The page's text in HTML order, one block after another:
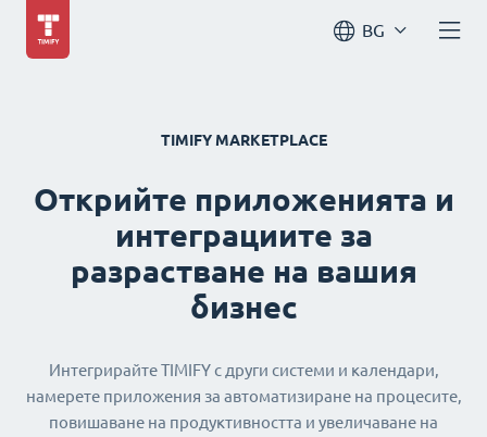
BG
TIMIFY MARKETPLACE
Открийте приложенията и
интеграциите за
разрастване на вашия
бизнес
Интегрирайте TIMIFY с други системи и календари,
намерете приложения за автоматизиране на процесите,
повишаване на продуктивността и увеличаване на